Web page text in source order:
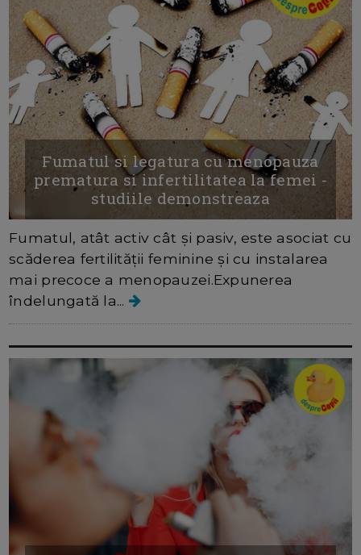
Fumatul si legatura cu menopauza
prematura si infertilitatea la femei -
studiile demonstreaza
Fumatul, atât activ cât și pasiv, este asociat cu
scăderea fertilității feminine și cu instalarea
mai precoce a menopauzei.Expunerea
îndelungată la...